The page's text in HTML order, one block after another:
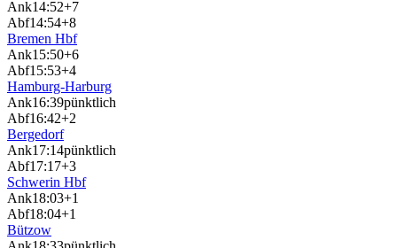
Ank14:52+7
Abf14:54+8
Bremen Hbf
Ank15:50+6
Abf15:53+4
Hamburg-Harburg
Ank16:39pünktlich
Abf16:42+2
Bergedorf
Ank17:14pünktlich
Abf17:17+3
Schwerin Hbf
Ank18:03+1
Abf18:04+1
Bützow